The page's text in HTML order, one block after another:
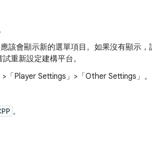
應該會顯示新的選單項目。如果沒有顯示，
重新設定建構平台。
「Player Settings」>「Other Settings」 。
。